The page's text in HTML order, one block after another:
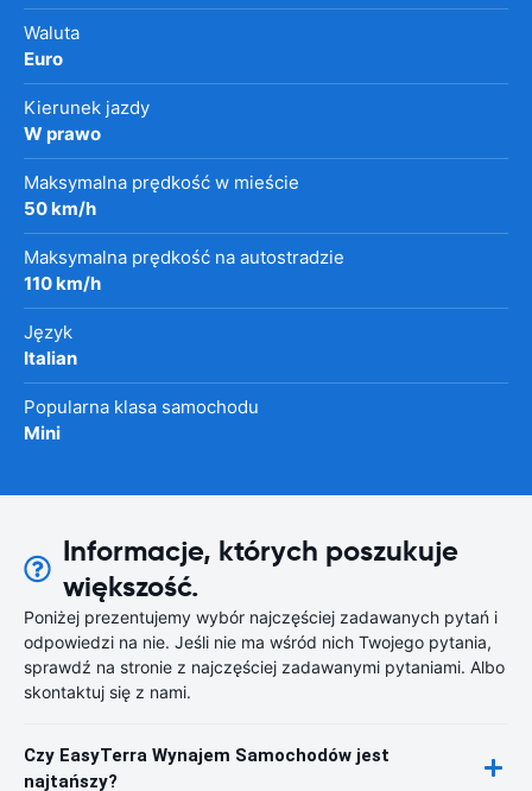
Waluta
Euro
Kierunek jazdy
W prawo
Maksymalna prędkość w mieście
50 km/h
Maksymalna prędkość na autostradzie
110 km/h
Język
Italian
Popularna klasa samochodu
Mini
Informacje, których poszukuje
większość.
Poniżej prezentujemy wybór najczęściej zadawanych pytań i
odpowiedzi na nie. Jeśli nie ma wśród nich Twojego pytania,
sprawdź na stronie z najczęściej zadawanymi pytaniami. Albo
skontaktuj się z nami.
Czy EasyTerra Wynajem Samochodów jest
najtańszy?